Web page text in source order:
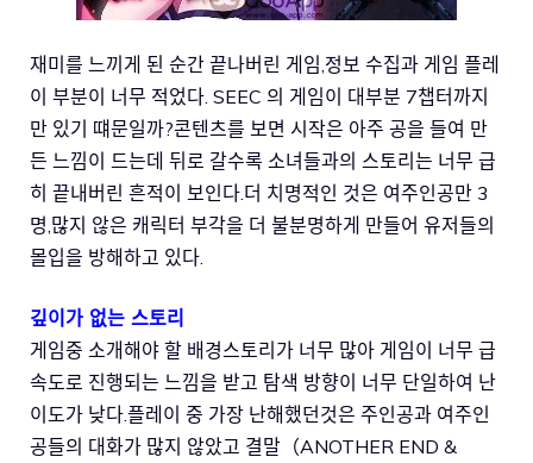
재미를 느끼게 된 순간 끝나버린 게임,정보 수집과 게임 플레
이 부분이 너무 적었다. SEEC 의 게임이 대부분 7챕터까지
만 있기 떄문일까?콘텐츠를 보면 시작은 아주 공을 들여 만
든 느낌이 드는데 뒤로 갈수록 소녀들과의 스토리는 너무 급
히 끝내버린 흔적이 보인다.더 치명적인 것은 여주인공만 3
명,많지 않은 캐릭터 부각을 더 불분명하게 만들어 유저들의
몰입을 방해하고 있다.
깊이가 없는 스토리
게임중 소개해야 할 배경스토리가 너무 많아 게임이 너무 급
속도로 진행되는 느낌을 받고 탐색 방향이 너무 단일하여 난
이도가 낮다.플레이 중 가장 난해했던것은 주인공과 여주인
공들의 대화가 많지 않았고 결말（ANOTHER END &